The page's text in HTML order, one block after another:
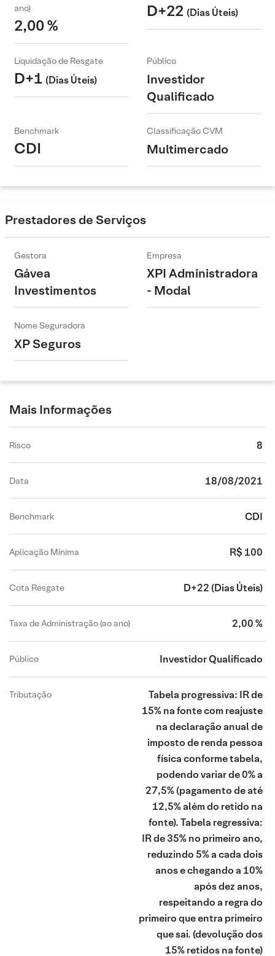
ano)
2,00 %
D+22 (Dias Úteis)
Liquidação de Resgate
D+1 (Dias Úteis)
Público
Investidor
Qualificado
Benchmark
CDI
Classificação CVM
Multimercado
Prestadores de Serviços
Gestora
Gávea
Investimentos
Empresa
XPI Administradora
- Modal
Nome Seguradora
XP Seguros
Mais Informações
Risco 8
Data 18/08/2021
Benchmark CDI
Aplicação Mínima R$ 100
Cota Resgate D+22 (Dias Úteis)
Taxa de Administração (ao ano) 2,00 %
Público Investidor Qualificado
Tributação
Tabela progressiva: IR de
15% na fonte com reajuste
na declaração anual de
imposto de renda pessoa
física conforme tabela,
podendo variar de 0% a
27,5% (pagamento de até
12,5% além do retido na
fonte). Tabela regressiva:
IR de 35% no primeiro ano,
reduzindo 5% a cada dois
anos e chegando a 10%
após dez anos,
respeitando a regra do
primeiro que entra primeiro
que sai. (devolução dos
15% retidos na fonte)